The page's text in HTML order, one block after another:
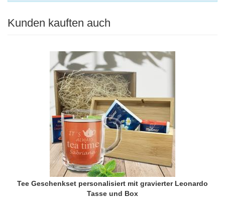
Kunden kauften auch
Tee Geschenkset personalisiert mit gravierter Leonardo
Tasse und Box